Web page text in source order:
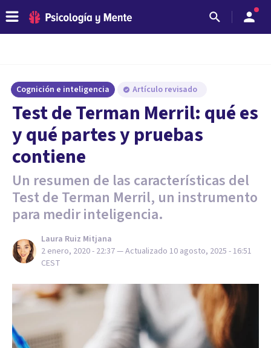
Cognición e inteligencia Artículo revisado
Test de Terman Merril: qué es
y qué partes y pruebas
contiene
Un resumen de las características del
Test de Terman Merril, un instrumento
para medir inteligencia.
Laura Ruiz Mitjana
2 enero, 2020 - 22:37— Actualizado 10 agosto, 2025 - 16:51
CEST